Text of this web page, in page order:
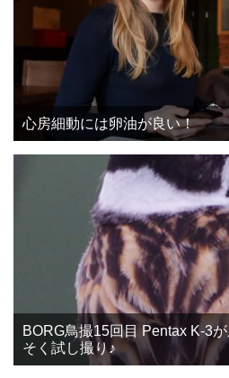
心房細動には卵油が良い！
BORG鳥撮15回目 Pentax K-3
そく試し撮り♪